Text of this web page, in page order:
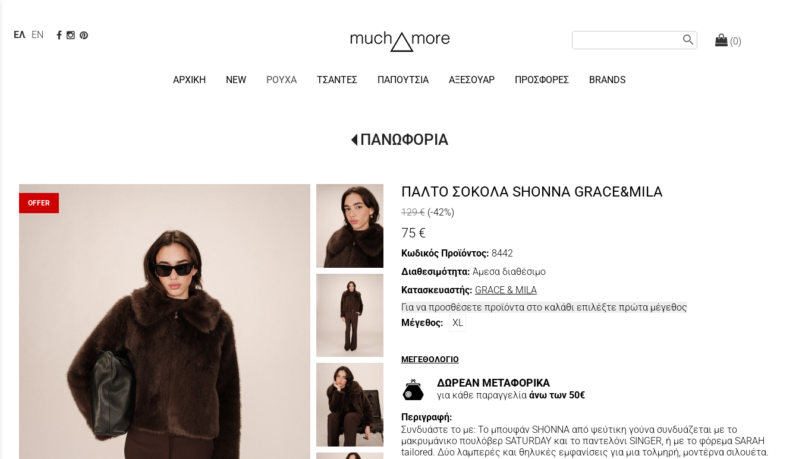
(0)
search
ΕΛΛΗΝΙΚΆ
ENGLISH
ΑΡΧΙΚΗ NEW ΡΟΥΧΑ ΤΣΑΝΤΕΣ ΠΑΠΟΥΤΣΙΑ ΑΞΕΣΟΥΑΡ ΠΡΟΣΦΟΡΕΣ BRANDS
ΠΑΝΩΦΟΡΙΑ
OFFER
ΠΑΛΤΟ ΣΟΚΟΛΑ SHONNA GRACE&MILA
129 € (-42%)
75 €
Κωδικός Προϊόντος: 8442
Διαθεσιμότητα: Άμεσα διαθέσιμο
Κατασκευαστής: GRACE & MILA
Για να προσθέσετε προϊόντα στο καλάθι επιλέξτε πρώτα μέγεθος
Μέγεθος:
XL
ΜΕΓΕΘΟΛΟΓΙΟ
ΔΩΡΕΑΝ ΜΕΤΑΦΟΡΙΚΑ
για κάθε παραγγελία άνω των 50€
Περιγραφή:
Συνδυάστε το με: Το μπουφάν SHONNA από ψεύτικη γούνα συνδυάζεται με το
μακρυμάνικο πουλόβερ SATURDAY και το παντελόνι SINGER, ή με το φόρεμα SARAH
tailored. Δύο λαμπερές και θηλυκές εμφανίσεις για μια τολμηρή, μοντέρνα σιλουέτα.